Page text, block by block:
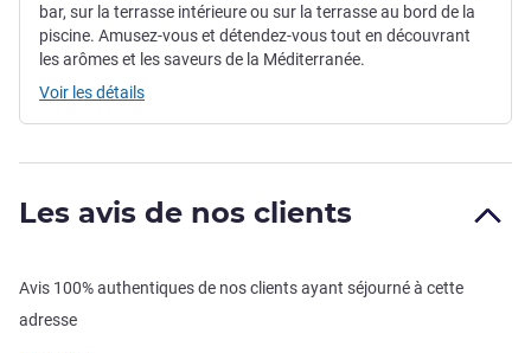
bar, sur la terrasse intérieure ou sur la terrasse au bord de la
piscine. Amusez-vous et détendez-vous tout en découvrant
les arômes et les saveurs de la Méditerranée.
Voir les détails
Les avis de nos clients
Avis 100% authentiques de nos clients ayant séjourné à cette
adresse